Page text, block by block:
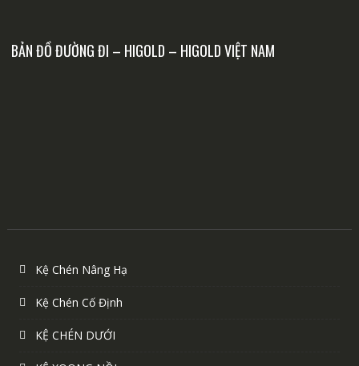
BẢN ĐỒ ĐƯỜNG ĐI – HIGOLD – HIGOLD VIỆT NAM
Kệ Chén Nâng Hạ
Kệ Chén Cố Định
KỆ CHÉN DƯỚI